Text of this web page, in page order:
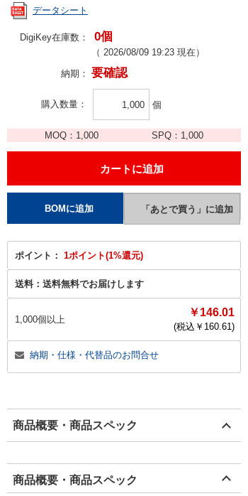
データシート
DigiKey在庫数： 0個
（ 2026/08/09 19:23 現在）
納期： 要確認
購入数量 個
MOQ： 1,000 SPQ： 1,000
ポイント： 1ポイント(1%還元)
送料： 送料無料でお届けします
1,000個以上
￥146.01
(税込￥ 160.61)
納期・仕様・代替品のお問合せ
商品概要・商品スペック
商品概要・商品スペック